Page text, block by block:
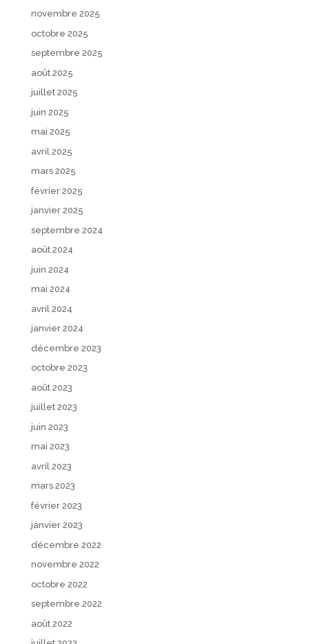
novembre 2025
octobre 2025
septembre 2025
août 2025
juillet 2025
juin 2025
mai 2025
avril 2025
mars 2025
février 2025
janvier 2025
septembre 2024
août 2024
juin 2024
mai 2024
avril 2024
janvier 2024
décembre 2023
octobre 2023
août 2023
juillet 2023
juin 2023
mai 2023
avril 2023
mars 2023
février 2023
janvier 2023
décembre 2022
novembre 2022
octobre 2022
septembre 2022
août 2022